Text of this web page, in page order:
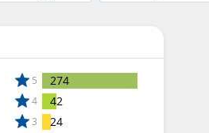
5 274
4 42
3 24